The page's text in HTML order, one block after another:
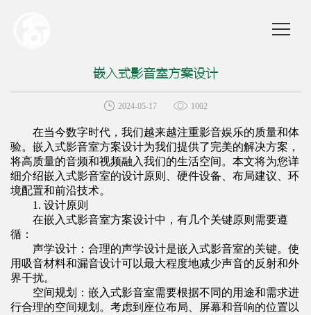
嵌入式影音室方案设计
2024-05-17 1002
在当今数字时代，我们越来越注重影音娱乐的质量和体
验。 嵌入式影音室方案设计为我们提供了完美的解决方案，
将高质量的音频和视频融入我们的生活空间。本文将为您详
细介绍嵌入式影音室的设计原则、硬件设备、布局建议、环
境配置和前沿技术。
1. 设计原则
在嵌入式影音室方案设计中，有几个关键原则需要遵
循：
声学设计：合理的声学设计是嵌入式影音室的关键。使
用吸音材料和漏音设计可以最大程度地减少声音的反射和外
界干扰。
空间规划：嵌入式影音室需要根据不同的用途和需求进
行合理的空间规划。考虑到座位布局、屏幕和音响的位置以